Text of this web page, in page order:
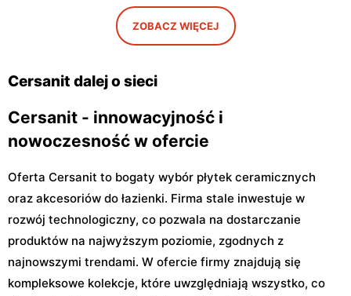
Otwock, ul. Majowa 204
Czosnów, ul. Warszawska
28
Boża Wola, ul. Klonowa 17
ZOBACZ WIĘCEJ
Cersanit dalej o sieci
Cersanit - innowacyjność i
nowoczesność w ofercie
Oferta Cersanit to bogaty wybór płytek ceramicznych
oraz akcesoriów do łazienki. Firma stale inwestuje w
rozwój technologiczny, co pozwala na dostarczanie
produktów na najwyższym poziomie, zgodnych z
najnowszymi trendami. W ofercie firmy znajdują się
kompleksowe kolekcje, które uwzględniają wszystko, co